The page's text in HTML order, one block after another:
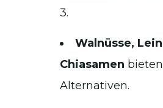
3.
Walnüsse,
Chiasamen
Alternativen.